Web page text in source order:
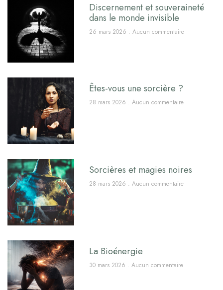
Discernement et souveraineté
dans le monde invisible
26 mars 2026 Aucun commentaire
Êtes-vous une sorcière ?
28 mars 2026 Aucun commentaire
Sorcières et magies noires
28 mars 2026 Aucun commentaire
La Bioénergie
30 mars 2026 Aucun commentaire